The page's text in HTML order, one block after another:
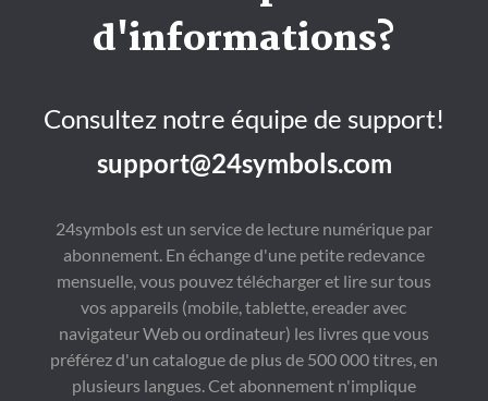
d'informations?
Consultez notre équipe de support!
support@24symbols.com
24symbols est un service de lecture numérique par
abonnement. En échange d'une petite redevance
mensuelle, vous pouvez télécharger et lire sur tous
vos appareils (mobile, tablette, ereader avec
navigateur Web ou ordinateur) les livres que vous
préférez d'un catalogue de plus de 500 000 titres, en
plusieurs langues. Cet abonnement n'implique